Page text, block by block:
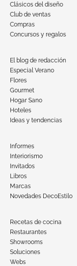
Clásicos del diseño
Club de ventas
Compras
Concursos y regalos
El blog de redacción
Especial Verano
Flores
Gourmet
Hogar Sano
Hoteles
Ideas y tendencias
Informes
Interiorismo
Invitados
Libros
Marcas
Novedades DecoEstilo
Recetas de cocina
Restaurantes
Showrooms
Soluciones
Webs